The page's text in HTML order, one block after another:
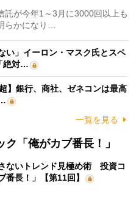
が今年1～3月に3000回以上も
らかになり…
い」イーロン・マスク氏とスペ
絶対…
】銀行、商社、ゼネコンは最高
一覧を見る
「俺がカブ番長！」
ないトレンド見極め術 投資コ
番長！」【第11回】